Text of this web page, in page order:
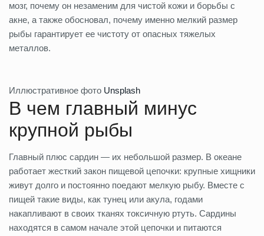
мозг, почему он незаменим для чистой кожи и борьбы с
акне, а также обосновал, почему именно мелкий размер
рыбы гарантирует ее чистоту от опасных тяжелых
металлов.
Иллюстративное фото Unsplash
В чем главный минус
крупной рыбы
Главный плюс сардин — их небольшой размер. В океане
работает жесткий закон пищевой цепочки: крупные хищники
живут долго и постоянно поедают мелкую рыбу. Вместе с
пищей такие виды, как тунец или акула, годами
накапливают в своих тканях токсичную ртуть. Сардины
находятся в самом начале этой цепочки и питаются